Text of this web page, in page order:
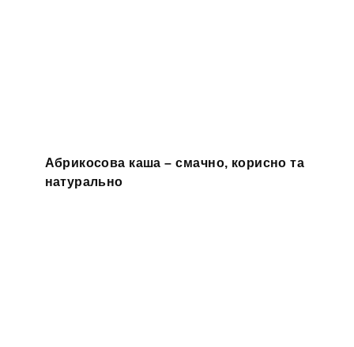
Абрикосова каша – смачно, корисно та
натурально